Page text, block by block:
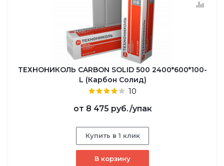
ТЕХНОНИКОЛЬ CARBON SOLID 500 2400*600*100-
L (Карбон Солид)
10
от 8 475 руб./упак
Купить в 1 клик
В корзину